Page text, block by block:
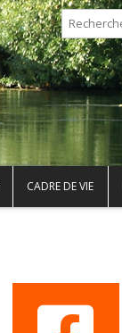
CADRE DE VIE